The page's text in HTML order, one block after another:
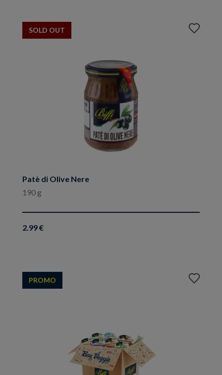
Patè di Olive Nere
190 g
2.99 €
SOLD OUT
Aggiungi
PROMO
Aggiungi